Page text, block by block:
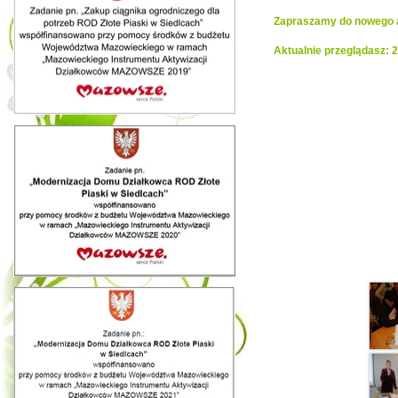
Zapraszamy do nowego
Aktualnie przeglądasz: